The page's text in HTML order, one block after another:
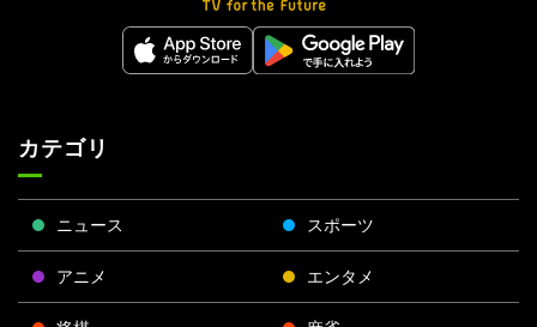
カテゴリ
ニュース スポーツ
アニメ エンタメ